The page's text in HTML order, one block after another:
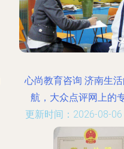
心尚教育咨询 济南生
航，大众点评网上的
更新时间：2026-08-06